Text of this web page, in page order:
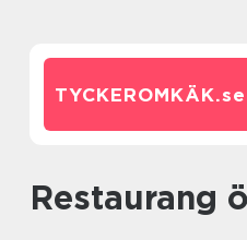
TYCKEROMKÄK.se
restaurang